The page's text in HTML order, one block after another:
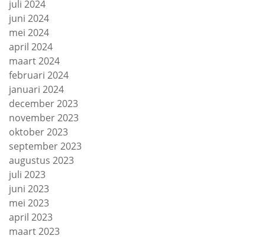
juli 2024
juni 2024
mei 2024
april 2024
maart 2024
februari 2024
januari 2024
december 2023
november 2023
oktober 2023
september 2023
augustus 2023
juli 2023
juni 2023
mei 2023
april 2023
maart 2023